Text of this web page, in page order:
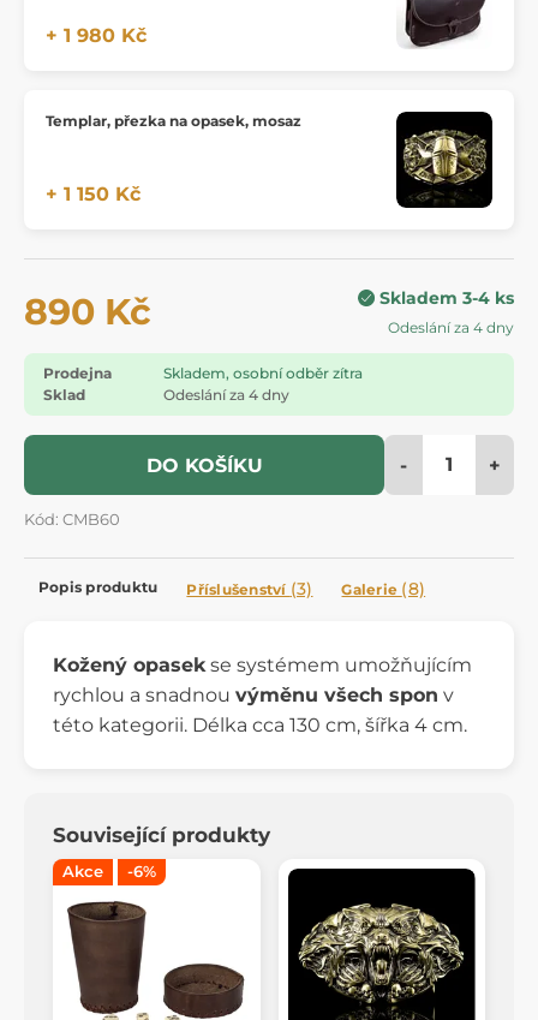
+ 1 980 Kč
Templar, přezka na opasek, mosaz
+ 1 150 Kč
890 Kč Skladem 3-4 ks
Odeslání za 4 dny
Prodejna
Skladem, osobní odběr zítra
Sklad
Odeslání za 4 dny
DO KOŠÍKU - +
Kód: CMB60
Popis produktu Příslušenství (3) Galerie (8)
Kožený opasek se systémem umožňujícím
rychlou a snadnou výměnu všech spon v
této kategorii. Délka cca 130 cm, šířka 4 cm.
Související produkty
Akce -6%